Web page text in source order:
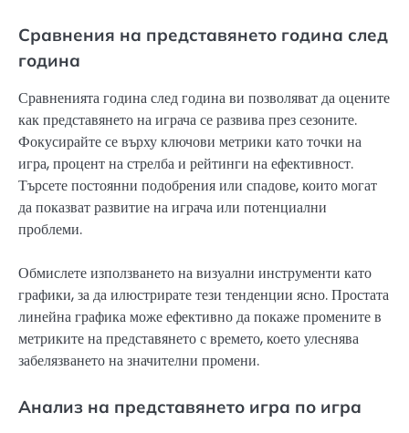
Сравнения на представянето година след
година
Сравненията година след година ви позволяват да оцените
как представянето на играча се развива през сезоните.
Фокусирайте се върху ключови метрики като точки на
игра, процент на стрелба и рейтинги на ефективност.
Търсете постоянни подобрения или спадове, които могат
да показват развитие на играча или потенциални
проблеми.
Обмислете използването на визуални инструменти като
графики, за да илюстрирате тези тенденции ясно. Простата
линейна графика може ефективно да покаже промените в
метриките на представянето с времето, което улеснява
забелязването на значителни промени.
Анализ на представянето игра по игра